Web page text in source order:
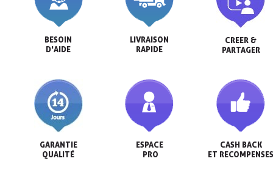
BESOIN
D'AIDE
LIVRAISON
RAPIDE
CREER &
PARTAGER
GARANTIE
QUALITÉ
ESPACE
PRO
CASH BACK
ET